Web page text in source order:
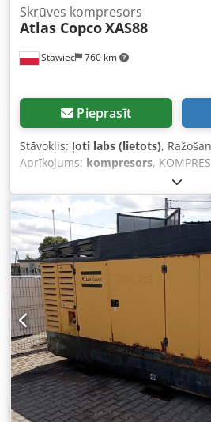
Stawiec 760 km
Skrūves kompresors
Atlas CopcoXAS88
Pieprasīt
Stāvoklis: ļoti labs (lietots),
Aprīkojums: kompresors,
XAS88 5,2m3 2019.gads
COPCO XAS 88 pēc pilna servisa
5,20 m3/min; darba spiediens 7
KUBOTA dzinējs Dsdjrdf Swepfx
1519h!!! kompresors pilnībā darba
800 PLN Cena (bruto): 72 324 PLN
kurā redzama iekārtas darbība